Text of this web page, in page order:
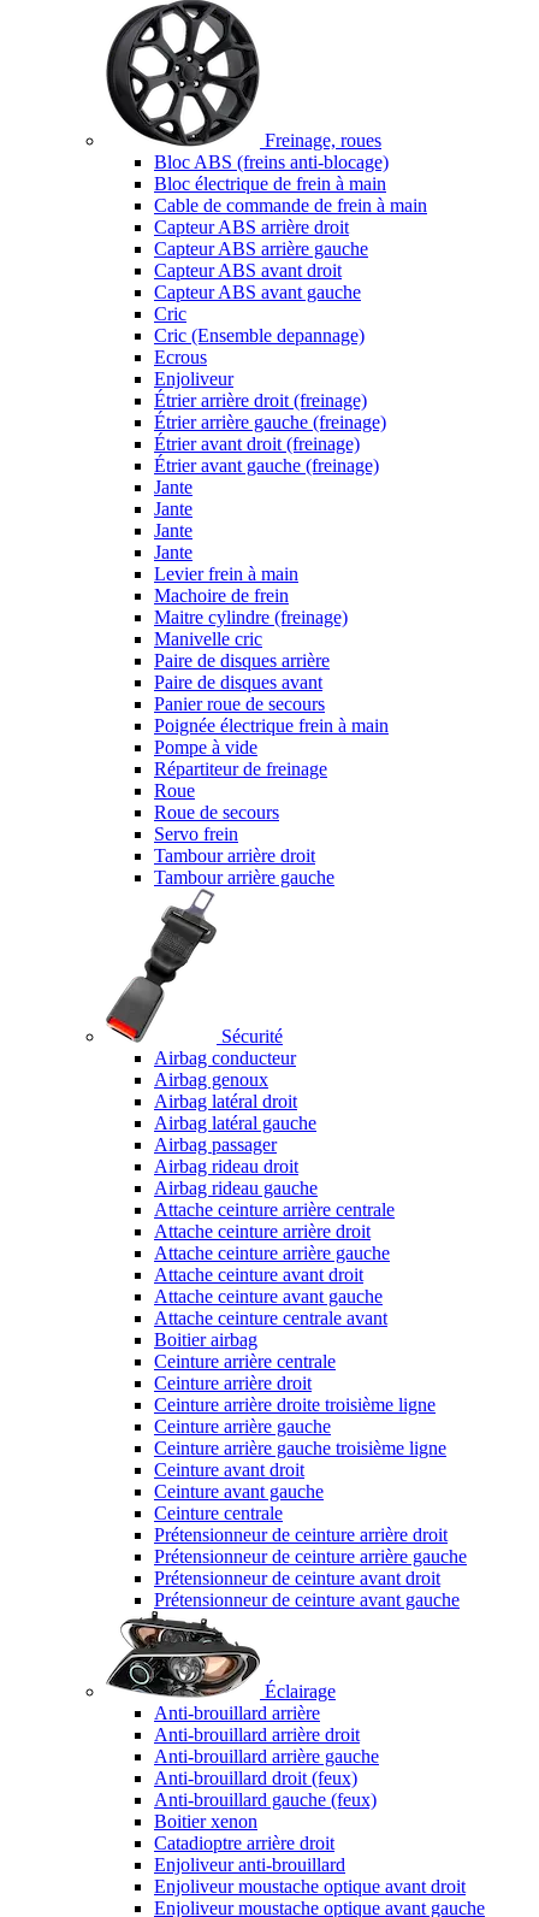
Freinage, roues
Bloc ABS (freins anti-blocage)
Bloc électrique de frein à main
Cable de commande de frein à main
Capteur ABS arrière droit
Capteur ABS arrière gauche
Capteur ABS avant droit
Capteur ABS avant gauche
Cric
Cric (Ensemble depannage)
Ecrous
Enjoliveur
Étrier arrière droit (freinage)
Étrier arrière gauche (freinage)
Étrier avant droit (freinage)
Étrier avant gauche (freinage)
Jante
Jante
Jante
Jante
Levier frein à main
Machoire de frein
Maitre cylindre (freinage)
Manivelle cric
Paire de disques arrière
Paire de disques avant
Panier roue de secours
Poignée électrique frein à main
Pompe à vide
Répartiteur de freinage
Roue
Roue de secours
Servo frein
Tambour arrière droit
Tambour arrière gauche
Sécurité
Airbag conducteur
Airbag genoux
Airbag latéral droit
Airbag latéral gauche
Airbag passager
Airbag rideau droit
Airbag rideau gauche
Attache ceinture arrière centrale
Attache ceinture arrière droit
Attache ceinture arrière gauche
Attache ceinture avant droit
Attache ceinture avant gauche
Attache ceinture centrale avant
Boitier airbag
Ceinture arrière centrale
Ceinture arrière droit
Ceinture arrière droite troisième ligne
Ceinture arrière gauche
Ceinture arrière gauche troisième ligne
Ceinture avant droit
Ceinture avant gauche
Ceinture centrale
Prétensionneur de ceinture arrière droit
Prétensionneur de ceinture arrière gauche
Prétensionneur de ceinture avant droit
Prétensionneur de ceinture avant gauche
Éclairage
Anti-brouillard arrière
Anti-brouillard arrière droit
Anti-brouillard arrière gauche
Anti-brouillard droit (feux)
Anti-brouillard gauche (feux)
Boitier xenon
Catadioptre arrière droit
Enjoliveur anti-brouillard
Enjoliveur moustache optique avant droit
Enjoliveur moustache optique avant gauche